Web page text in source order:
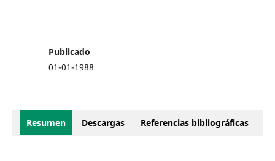
Publicado
01-01-1988
Resumen Descargas Referencias bibliográficas